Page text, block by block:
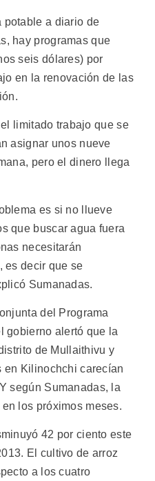
potable a diario de
hay programas que
seis dólares) por
en la renovación de las
limitado trabajo que se
asignar unos nueve
pero el dinero llega
es si no llueve
que buscar agua fuera
necesitarán
es decir que se
Sumanadas.
del Programa
gobierno alertó que la
de Mullaithivu y
en Kilinochchi carecían
según Sumanadas, la
los próximos meses.
42 por ciento este
El cultivo de arroz
a los cuatro